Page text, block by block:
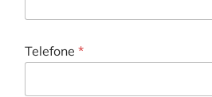
Telefone*